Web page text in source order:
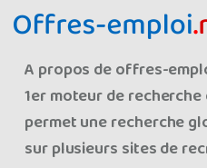
A propos de offres-
1er moteur de
permet une recherche
sur plusieurs sites de